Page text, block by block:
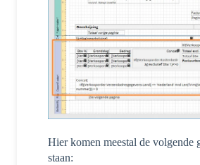
Hier komen meestal de volgende
staan: